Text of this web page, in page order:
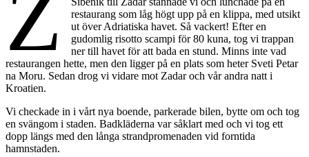
restaurang som låg högt upp på en klippa, med utsikt
ut över Adriatiska havet. Så vackert! Efter en
gudomlig risotto scampi för 80 kuna, tog vi trappan
ner till havet för att bada en stund. Minns inte vad
restaurangen hette, men den ligger på en plats som heter Sveti Petar
na Moru. Sedan drog vi vidare mot Zadar och vår andra natt i
Kroatien.
Vi checkade in i vårt nya boende, parkerade bilen, bytte om och tog
en svängom i staden. Badkläderna var såklart med och vi tog ett
dopp längs med den långa strandpromenaden vid forntida
hamnstaden.